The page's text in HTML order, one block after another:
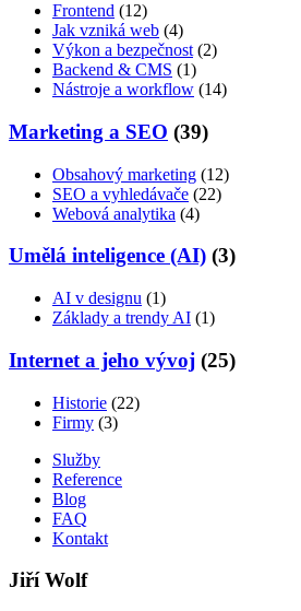
Frontend (12)
Jak vzniká web (4)
Výkon a bezpečnost (2)
Backend & CMS (1)
Nástroje a workflow (14)
Marketing a SEO (39)
Obsahový marketing (12)
SEO a vyhledávače (22)
Webová analytika (4)
Umělá inteligence (AI) (3)
AI v designu (1)
Základy a trendy AI (1)
Internet a jeho vývoj (25)
Historie (22)
Firmy (3)
Služby
Reference
Blog
FAQ
Kontakt
Jiří Wolf